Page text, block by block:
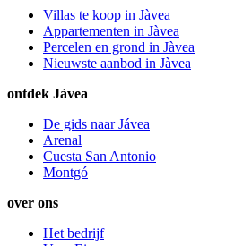
Villas te koop in Jàvea
Appartementen in Jàvea
Percelen en grond in Jàvea
Nieuwste aanbod in Jàvea
ontdek Jàvea
De gids naar Jávea
Arenal
Cuesta San Antonio
Montgó
over ons
Het bedrijf